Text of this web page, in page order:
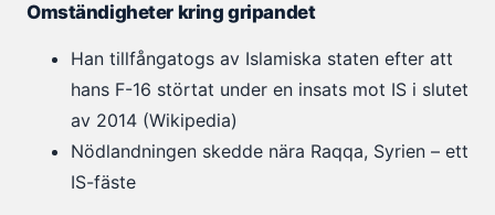
Omständigheter kring gripandet
Han tillfångatogs av Islamiska staten efter att
hans F-16 störtat under en insats mot IS i slutet
av 2014 (Wikipedia)
Nödlandningen skedde nära Raqqa, Syrien – ett
IS-fäste